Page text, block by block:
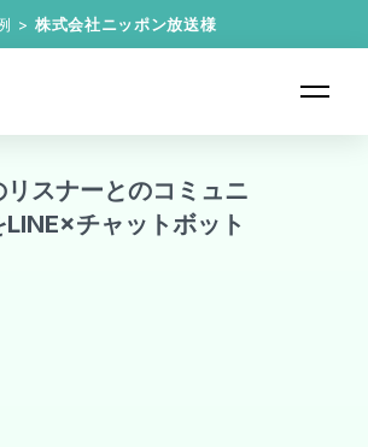
> 株式会社ニッポン放送様
リスナーとのコミュニ
チャットボット